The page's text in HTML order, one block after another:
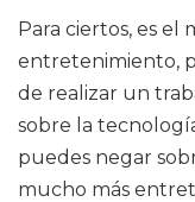
Para ciertos, es el
entretenimiento,
de realizar un
sobre la
puedes negar
mucho más